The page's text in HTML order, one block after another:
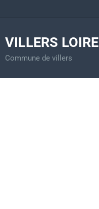
VILLERS LOIRE
Commune de villers